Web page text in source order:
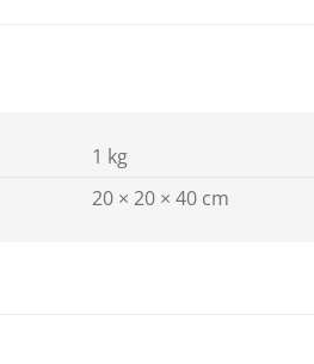
1 kg
20 × 20 × 40 cm